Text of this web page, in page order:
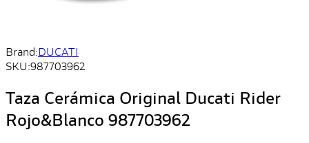
Brand:DUCATI
SKU:987703962
Taza Cerámica Original Ducati Rider
Rojo&Blanco 987703962